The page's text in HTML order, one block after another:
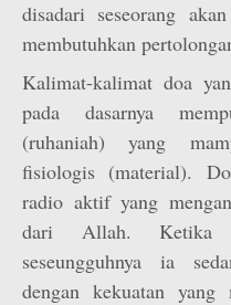
disadari seseorang
membutuhkan
Kalimat-kalimat doa
pada dasarnya
(ruhaniah) yang
fisiologis (material).
radio aktif yang
dari Allah. Ketika
seseungguhnya ia
dengan kekuatan